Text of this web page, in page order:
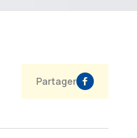
Partager